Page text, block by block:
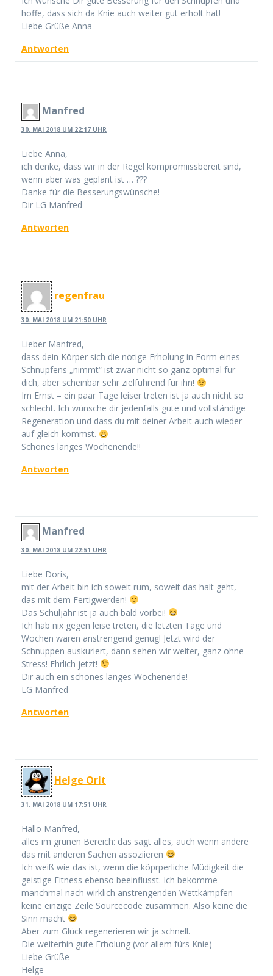
hoffe, dass sich da Knie auch weiter gut erholt hat!
Liebe Grüße Anna
Antworten
Manfred
30. MAI 2018 UM 22:17 UHR
Liebe Anna,
ich denke, dass wir in der Regel kompromiissbereit sind,
wenn aber was geplant ist … ???
Danke für die Besserungswünsche!
Dir LG Manfred
Antworten
regenfrau
30. MAI 2018 UM 21:50 UHR
Lieber Manfred,
dass dein Körper sich die nötige Erholung in Form eines
Schnupfens „nimmt“ ist zwar nicht so ganz optimal für
dich, aber scheinbar sehr zielführend für ihn!
Im Ernst – ein paar Tage leiser treten ist ja auch nicht so
schlecht. Ich wünsche dir jedenfalls gute und vollständige
Regeneration und dass du mit deiner Arbeit auch wieder
auf gleich kommst.
Schönes langes Wochenende!!
Antworten
Manfred
30. MAI 2018 UM 22:51 UHR
Liebe Doris,
mit der Arbeit bin ich soweit rum, soweit das halt geht,
das mit dem Fertigwerden!
Das Schuljahr ist ja auch bald vorbei!
Ich hab nix gegen leise treten, die letzten Tage und
Wochen waren anstrengend genug! Jetzt wird der
Schnuppen auskuriert, dann sehen wir weiter, ganz ohne
Stress! Ehrlich jetzt!
Dir auch ein schönes langes Wochenende!
LG Manfred
Antworten
Helge Orlt
31. MAI 2018 UM 17:51 UHR
Hallo Manfred,
alles im grünen Bereich: das sagt alles, auch wenn andere
das mit anderen Sachen assoziieren
Ich weiß wie das ist, wenn die köprperliche Müdigkeit die
geistige Fitness ebenso beeinflusst. Ich bekomme
manchmal nach wirklich anstrengenden Wettkämpfen
keine einzige Zeile Sourcecode zusammen. Also keine die
Sinn macht
Aber zum Glück regenerieren wir ja schnell.
Die weiterhin gute Erholung (vor allem fürs Knie)
Liebe Grüße
Helge